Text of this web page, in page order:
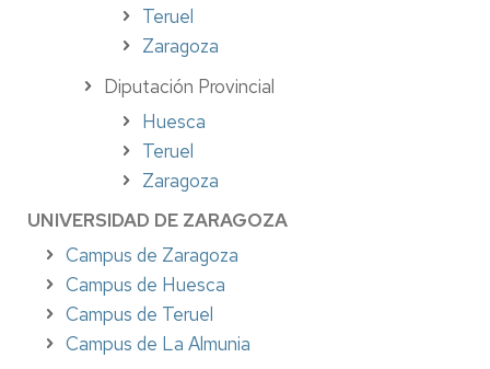
Teruel
Zaragoza
Diputación Provincial
Huesca
Teruel
Zaragoza
UNIVERSIDAD DE ZARAGOZA
Campus de Zaragoza
Campus de Huesca
Campus de Teruel
Campus de La Almunia